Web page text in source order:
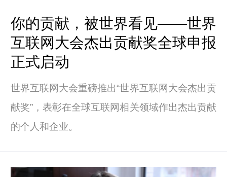
你的贡献，被世界看见——世界
互联网大会杰出贡献奖全球申报
正式启动
世界互联网大会重磅推出“世界互联网大会杰出贡
献奖”，表彰在全球互联网相关领域作出杰出贡献
的个人和企业。